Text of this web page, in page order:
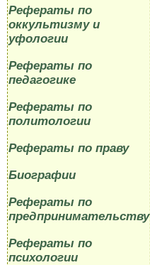
Рефераты по
оккультизму и
уфологии
Рефераты по
педагогике
Рефераты по
политологии
Рефераты по праву
Биографии
Рефераты по
предпринимательству
Рефераты по
психологии